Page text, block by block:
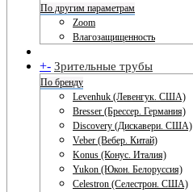
По другим параметрам
Zoom
Влагозащищенность
+- Зрительные трубы
По бренду
Levenhuk (Левенгук. США)
Bresser (Брессер. Германия)
Discovery (Дискавери. США)
Veber (Вебер. Китай)
Konus (Конус. Италия)
Yukon (Юкон. Белоруссия)
Celestron (Селестрон. США)